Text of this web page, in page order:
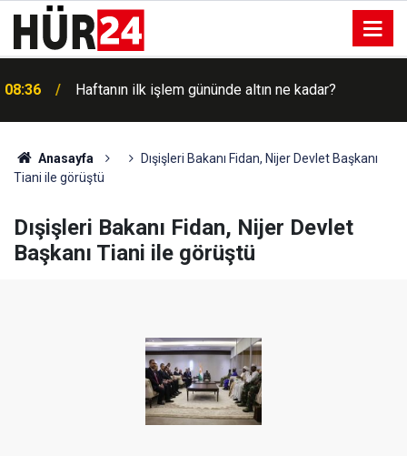
08:36 Haftanın ilk işlem gününde altın ne kadar?
Anasayfa
Dışişleri Bakanı Fidan, Nijer Devlet Başkanı
Tiani ile görüştü
Dışişleri Bakanı Fidan, Nijer Devlet
Başkanı Tiani ile görüştü